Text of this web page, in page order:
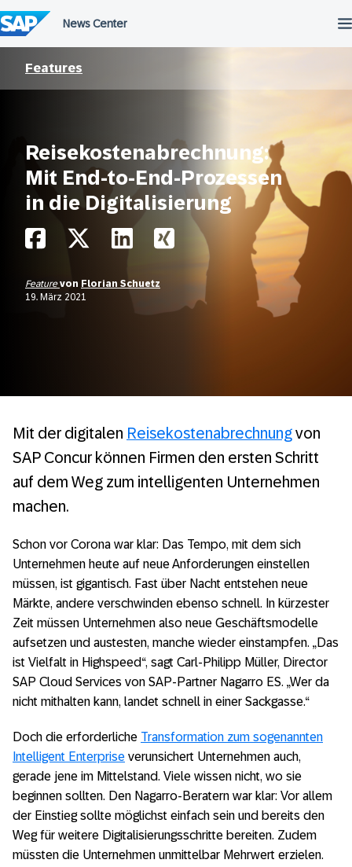
Features
Reisekostenabrechnung:
Mit End-to-End-Prozessen
in die Digitalisierung
Featurevon Florian Schuetz
19. März 2021
Mit der digitalen Reisekostenabrechnungvon
SAP Concur können Firmen den ersten Schritt
auf dem Weg zum intelligenten Unternehmen
machen.
Schon vor Corona war klar: Das Tempo, mit dem sich
Unternehmen heute auf neue Anforderungen einstellen
müssen, ist gigantisch. Fast über Nacht entstehen neue
Märkte, andere verschwinden ebenso schnell. In kürzester
Zeit müssen Unternehmen also neue Geschäftsmodelle
aufsetzen und austesten, manche wieder einstampfen. „Das
ist Vielfalt in Highspeed“, sagt Carl-Philipp Müller, Director
SAP Cloud Services von SAP-Partner Nagarro ES. „Wer da
nicht mithalten kann, landet schnell in einer Sackgasse.“
Doch die erforderliche Transformation zum sogenannten
Intelligent Enterprise verunsichert Unternehmen auch,
gerade jene im Mittelstand. Viele wissen nicht, wo sie
beginnen sollten. Den Nagarro-Beratern war klar: Vor allem
der Einstieg sollte möglichst einfach sein und bereits den
Weg für weitere Digitalisierungsschritte bereiten. Zudem
müssten die Unternehmen unmittelbar Mehrwert erzielen.